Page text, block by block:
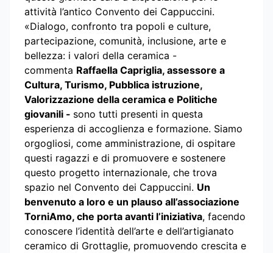
attività l’antico Convento dei Cappuccini.
«Dialogo, confronto tra popoli e culture,
partecipazione, comunità, inclusione, arte e
bellezza: i valori della ceramica -
commenta Raffaella Capriglia, assessore a
Cultura, Turismo, Pubblica istruzione,
Valorizzazione della ceramica e Politiche
giovanili - sono tutti presenti in questa
esperienza di accoglienza e formazione. Siamo
orgogliosi, come amministrazione, di ospitare
questi ragazzi e di promuovere e sostenere
questo progetto internazionale, che trova
spazio nel Convento dei Cappuccini. Un
benvenuto a loro e un plauso all’associazione
TorniAmo, che porta avanti l’iniziativa, facendo
conoscere l’identità dell’arte e dell’artigianato
ceramico di Grottaglie, promuovendo crescita e